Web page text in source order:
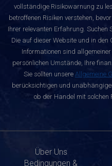
vollständige Risikowarnung zu
betroffenen Risiken verstehen,
Ihrer relevanten Erfahrung.
Die auf dieser Website und in den
Informationen sind
persönlichen Umstände, Ihre
Sie sollten unsere Allgemeine
berücksichtigen und
ob der Handel mit solchen
Über Uns
Bedingungen &